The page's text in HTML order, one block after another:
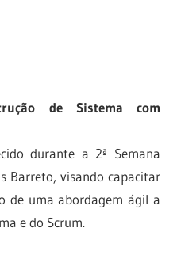
de Sistema com
durante a 2ª Semana
Barreto, visando capacitar
de uma abordagem ágil a
e do Scrum.